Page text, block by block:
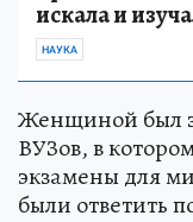
искала и
НАУКА
Женщиной был
ВУЗов, в
экзамены для
были ответить